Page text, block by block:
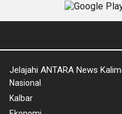
Jelajahi ANTARA News
Nasional
Kalbar